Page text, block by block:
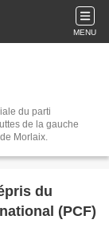
MENU
du parti
de Morlaix.
du
(PCF)